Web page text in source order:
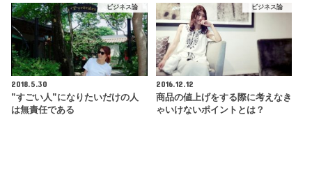
ビジネス論
2018.5.30
”すごい人”になりたいだけの人
は無責任である
ビジネス論
2016.12.12
商品の値上げをする際に考えなき
ゃいけないポイントとは？